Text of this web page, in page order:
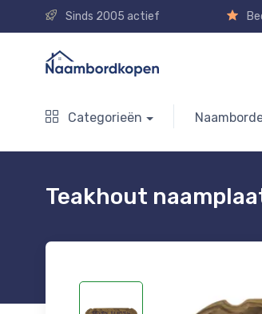
Sinds 2005 actief
Categorieën
Teakhout